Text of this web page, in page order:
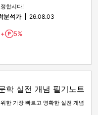
합시다!
분석가 26.08.03
+ Point
5%
학 실전 개념 필기노트
한 가장 빠르고 명확한 실전 개념